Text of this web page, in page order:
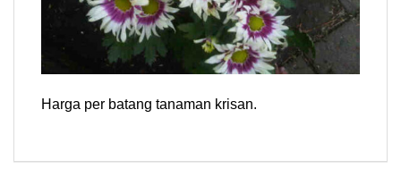
Harga per batang tanaman krisan.